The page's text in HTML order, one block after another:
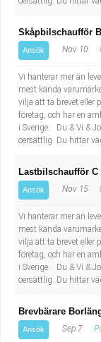
Skåpbilschaufför
Ansök Nov 10
Vi hanterar mer än
mest kända
vilja att ta brevet eller
företag, och har en
i Sverige. Du & Vi &
oersättlig. Du hittar
Lastbilschaufför
Ansök Nov 15
Vi hanterar mer än
mest kända
vilja att ta brevet eller
företag, och har en
i Sverige. Du & Vi &
oersättlig. Du hittar
Brevbärare
Ansök Sep 7